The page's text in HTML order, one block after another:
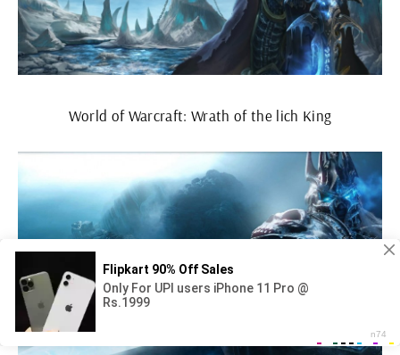
World of Warcraft: Wrath of the lich King